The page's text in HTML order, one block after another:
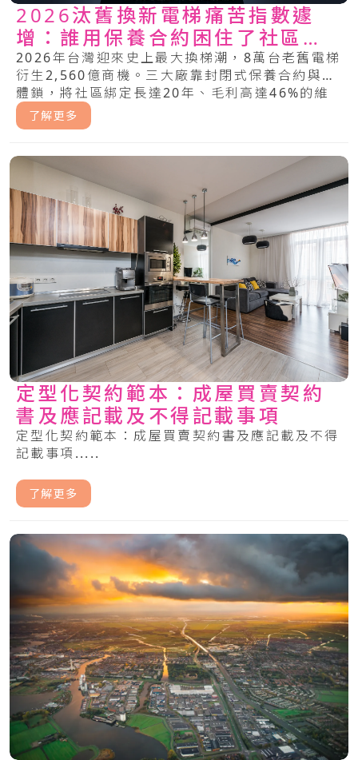
2026汰舊換新電梯痛苦指數遽
增：誰用保養合約困住了社區管
委會？
2026年台灣迎來史上最大換梯潮，8萬台老舊電梯
衍生2,560億商機。三大廠靠封閉式保養合約與軟
體鎖，將社區綁定長達20年、毛利高達46%的維
修暴利中。管委會該如何突破這場不平等的電梯困
局？.....
了解更多
定型化契約範本：成屋買賣契約
書及應記載及不得記載事項
定型化契約範本：成屋買賣契約書及應記載及不得
記載事項.....
了解更多